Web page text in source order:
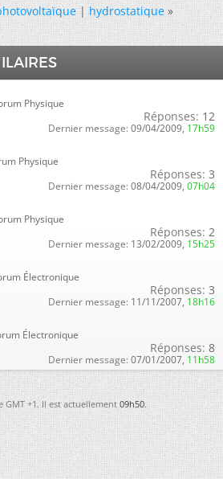
|hydrostatique »
Physique
Réponses: 12
Dernier message: 09/04/2009, 17h59
Physique
Réponses: 3
Dernier message: 08/04/2009, 07h04
Physique
Réponses: 2
Dernier message: 13/02/2009, 15h25
Électronique
Réponses: 3
Dernier message: 11/11/2007, 18h16
Électronique
Réponses: 8
Dernier message: 07/01/2007, 11h58
GMT +1. Il est actuellement09h50.